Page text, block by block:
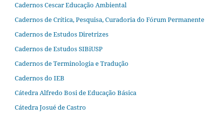
Cadernos Cescar Educação Ambiental
Cadernos de Crítica, Pesquisa, Curadoria do Fórum Permanente
Cadernos de Estudos Diretrizes
Cadernos de Estudos SIBiUSP
Cadernos de Terminologia e Tradução
Cadernos do IEB
Cátedra Alfredo Bosi de Educação Básica
Cátedra Josué de Castro